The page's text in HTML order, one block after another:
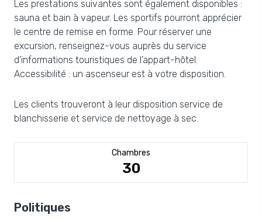
Les prestations suivantes sont également disponibles :
sauna et bain à vapeur. Les sportifs pourront apprécier
le centre de remise en forme. Pour réserver une
excursion, renseignez-vous auprès du service
d’informations touristiques de l’appart-hôtel.
Accessibilité : un ascenseur est à votre disposition.
Les clients trouveront à leur disposition service de
blanchisserie et service de nettoyage à sec.
Chambres
30
Politiques